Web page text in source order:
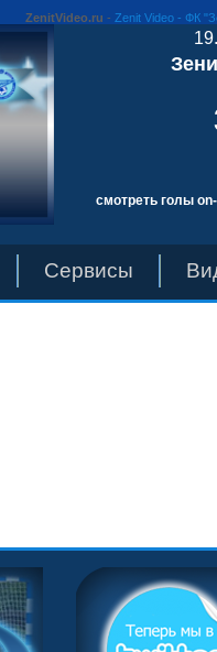
ZenitVideo.ru - Zenit Video - ФК
смотреть голы
Сервисы